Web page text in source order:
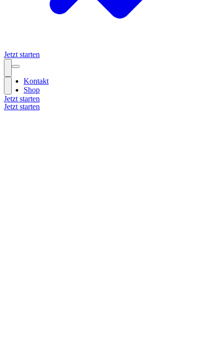
Jetzt starten
Jetzt starten
Kontakt
Shop
Jetzt starten